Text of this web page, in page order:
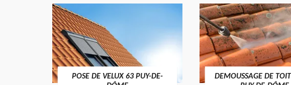
POSE DE VELUX 63 PUY-DE-
DEMOUSSAGE DE